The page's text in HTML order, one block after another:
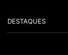
DESTAQUES